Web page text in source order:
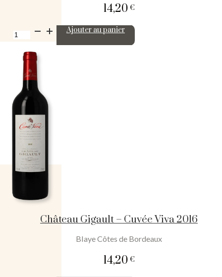
14,20€
quantité
de
Gigault
Cuvée
Viva
2020
Ajouter au panier
Château Gigault – Cuvée Viva 2016
Blaye Côtes de Bordeaux
14,20€